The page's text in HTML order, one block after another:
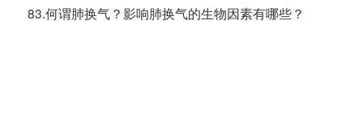
83.何谓肺换气？影响肺换气的生物因素有哪些？